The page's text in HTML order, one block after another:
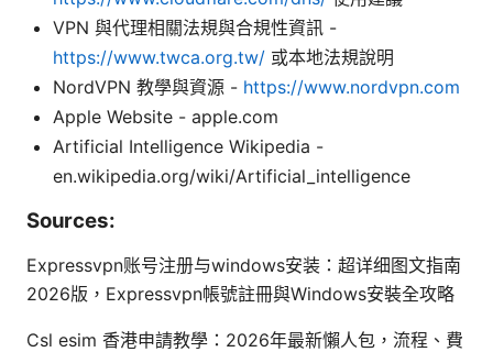
VPN 與代理相關法規與合規性資訊 -
https://www.twca.org.tw/ 或本地法規說明
NordVPN 教學與資源 - https://www.nordvpn.com
Apple Website - apple.com
Artificial Intelligence Wikipedia -
en.wikipedia.org/wiki/Artificial_intelligence
Sources:
Expressvpn账号注册与windows安装：超详细图文指南
2026版，Expressvpn帳號註冊與Windows安裝全攻略
Csl esim 香港申請教學：2026年最新懶人包，流程、費